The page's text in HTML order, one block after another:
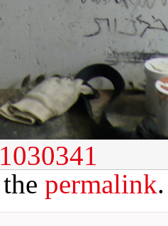
permalink.